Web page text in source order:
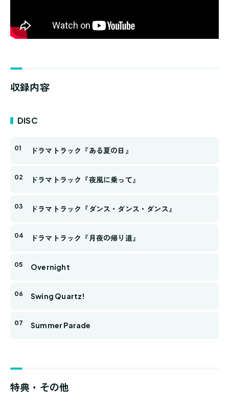
収録内容
DISC
ドラマトラック『ある夏の日』
ドラマトラック『夜風に乗って』
ドラマトラック『ダンス・ダンス・ダンス』
ドラマトラック『月夜の帰り道』
Overnight
Swing Quartz!
Summer Parade
特典・その他